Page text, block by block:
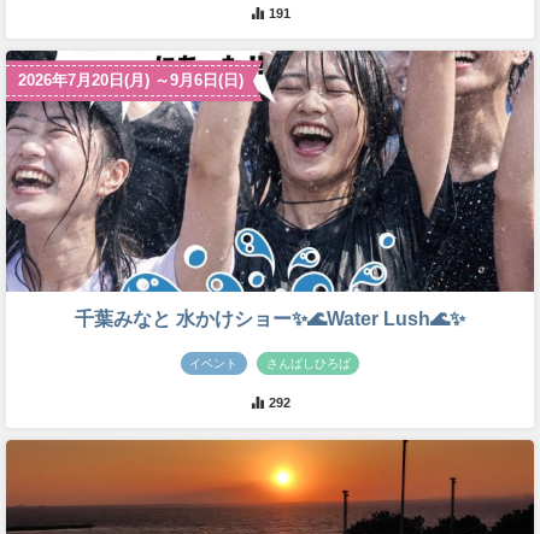
191
2026年7月20日(月) ～9月6日(日)
千葉みなと 水かけショー✨🌊Water Lush🌊✨
イベント さんばしひろば
292